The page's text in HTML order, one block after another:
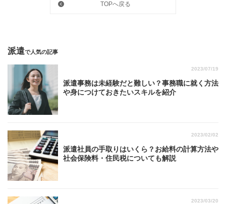
TOPへ戻る
派遣で人気の記事
2023/07/19
派遣事務は未経験だと難しい？事務職に就く方法
や身につけておきたいスキルを紹介
2023/02/02
派遣社員の手取りはいくら？お給料の計算方法や
社会保険料・住民税についても解説
2023/03/20